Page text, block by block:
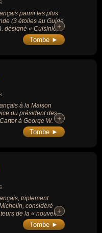
parmi les plus
(3 étoiles au Guide
désigné « Cuisinier
et « Pape de la
Chef du siècle » en
cuisine. Il dirige
Collonges-au-Mont-
de Collonges), à
Il fonde les Bocuse
prestigieux
au monde.
+
+
Tombe ►
à la Maison
du président des
à George W.
+
+
Tombe ►
triplement
considéré
de la « nouvelle
1970, précurseur
considéré par
+
+
Tombe ►